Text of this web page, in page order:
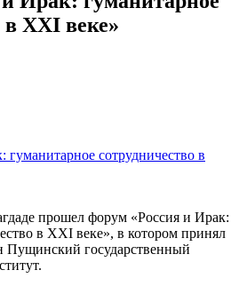
в XXI веке»
прошел форум «Россия и Ирак:
в XXI веке», в котором принял
Пущинский государственный